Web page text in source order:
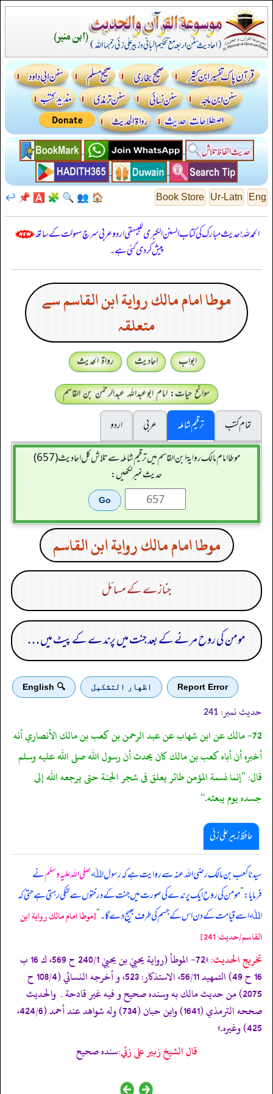
Eng
Ur-Latn
Book Store
🏠
👥
🔍
🧩
🅰️
📌
↩️
الحمدللہ! حدیث مبارک کی کتاب السنن الكبرى للبيهقي اردو عربی سرچ سہولت کے ساتھ
پیش کر دی گئی ہے۔
موطا امام مالك رواية ابن القاسم سے
متعلقہ
ابواب احادیث
رواۃ الحدیث
سوانح حیات: امام ابوعبداللہ عبدالرحمٰن بن القاسم
تمام کتب
ترقیم شاملہ عربی
اردو
موطا امام مالك رواية ابن القاسم میں ترقیم شاملہ سے تلاش کل احادیث (657)
حدیث نمبر لکھیں:
موطا امام مالك رواية ابن القاسم
جنازے کے مسائل
مومن کی روح مرنے کے بعد جنت میں پرندے کے پیٹ میں . . .
Report Error اظهار التشكيل 🔍 English
حدیث نمبر: 241
72- مالك عن ابن شهاب عن عبد الرحمن بن كعب بن مالك الأنصاري أنه
أخبره أن أباه كعب بن مالك كان يحدث أن رسول الله صلى الله عليه وسلم
قال: ”إنما نسمة المؤمن طائر يعلق فى شجر الجنة حتى يرجعه الله إلى
جسده يوم يبعثه.“
حافظ زبیر علی زئی
سیدنا کعب بن مالک رضی اللہ عنہ سے روایت ہے کہ رسول اﷲصلی اللہ علیہ وسلمنے
فرمایا:”مومن کی روح ایک پرندے کی صورت میں جنت کے درختوں سے لٹکی رہتی ہے حتی کہ
اﷲ اسے قیامت کے دن اس کے جسم کی طرف بھیج دے گا۔“[موطا امام مالك رواية ابن
القاسم/حدیث: 241]
تخریج الحدیث:
«72- الموطأ (رواية يحييٰ بن يحييٰ 240/1 ح 569، ك 16 ب
16 ح 49) التمهيد 56/11، الاستذكار: 523، و أخرجه النسائي (108/4 ح
2075) من حديث مالك به وسنده صحيح و فيه غير قادحة۔ والحديث
صححه الترمذي (1641) وابن حبان (734) وله شواهد عند أحمد (424/6،
425) وغيره.»
قال الشيخ زبير على زئي:سنده صحيح